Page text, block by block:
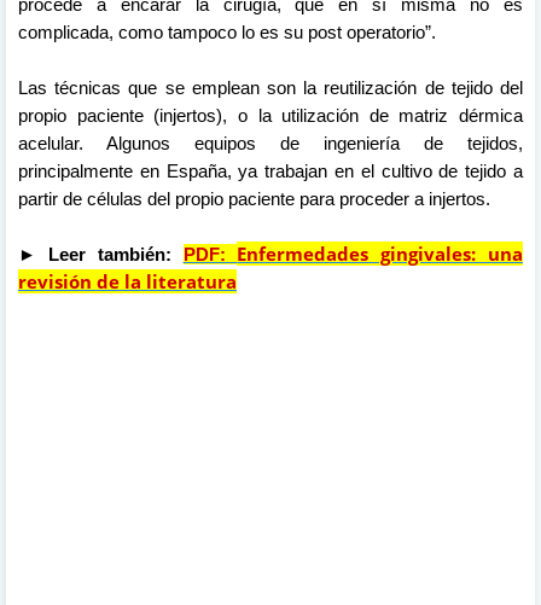
complicada, como tampoco lo es su post operatorio”.
Las técnicas que se emplean son la reutilización de tejido del
propio paciente (injertos), o la utilización de matriz dérmica
acelular. Algunos equipos de ingeniería de tejidos,
principalmente en España, ya trabajan en el cultivo de tejido a
partir de células del propio paciente para proceder a injertos.
► Leer también: PDF: Enfermedades gingivales: una
revisión de la literatura